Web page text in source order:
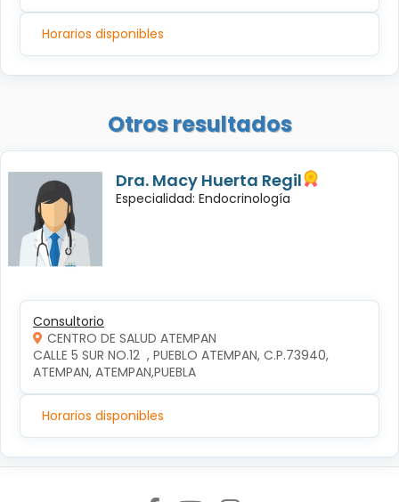
Horarios disponibles
Otros resultados
Dra. Macy Huerta Regil
Especialidad: Endocrinología
Consultorio
CENTRO DE SALUD ATEMPAN
CALLE 5 SUR NO.12  , PUEBLO ATEMPAN, C.P.73940,
ATEMPAN, ATEMPAN,PUEBLA
Horarios disponibles